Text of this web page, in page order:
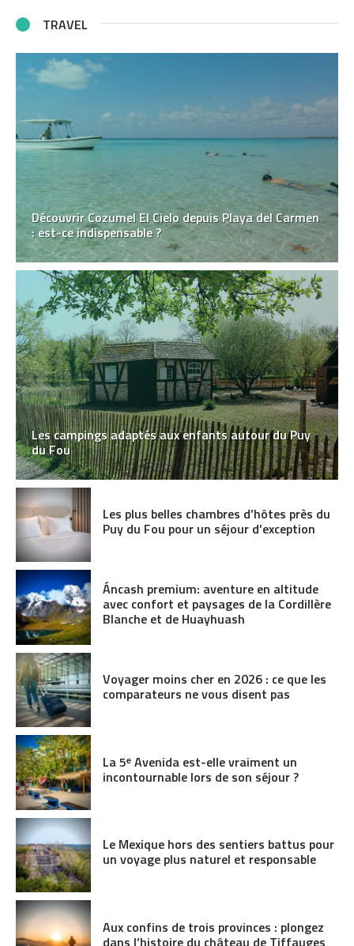
TRAVEL
Découvrir Cozumel El Cielo depuis Playa del Carmen
: est-ce indispensable ?
Les campings adaptés aux enfants autour du Puy
du Fou
Les plus belles chambres d’hôtes près du
Puy du Fou pour un séjour d’exception
Áncash premium: aventure en altitude
avec confort et paysages de la Cordillère
Blanche et de Huayhuash
Voyager moins cher en 2026 : ce que les
comparateurs ne vous disent pas
La 5ᵉ Avenida est-elle vraiment un
incontournable lors de son séjour ?
Le Mexique hors des sentiers battus pour
un voyage plus naturel et responsable
Aux confins de trois provinces : plongez
dans l’histoire du château de Tiffauges